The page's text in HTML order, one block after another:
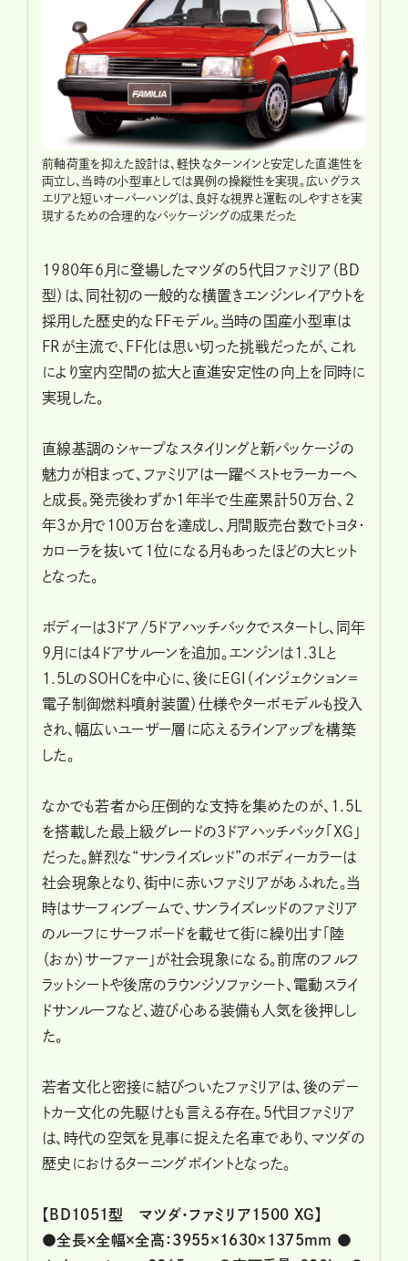
前軸荷重を抑えた設計は、軽快なターンインと安定した直進性を
両立し、当時の小型車としては異例の操縦性を実現。広いグラス
エリアと短いオーバーハングは、良好な視界と運転のしやすさを実
現するための合理的なパッケージングの成果だった
1980年6月に登場したマツダの5代目ファミリア（BD
型）は、同社初の一般的な横置きエンジンレイアウトを
採用した歴史的なFFモデル。当時の国産小型車は
FRが主流で、FF化は思い切った挑戦だったが、これ
により室内空間の拡大と直進安定性の向上を同時に
実現した。
直線基調のシャープなスタイリングと新パッケージの
魅力が相まって、ファミリアは一躍ベストセラーカーへ
と成長。発売後わずか1年半で生産累計50万台、2
年3か月で100万台を達成し、月間販売台数でトヨタ・
カローラを抜いて1位になる月もあったほどの大ヒット
となった。
ボディーは3ドア/5ドアハッチバックでスタートし、同年
9月には4ドアサルーンを追加。エンジンは1.3Lと
1.5LのSOHCを中心に、後にEGI（インジェクション=
電子制御燃料噴射装置）仕様やターボモデルも投入
され、幅広いユーザー層に応えるラインアップを構築
した。
なかでも若者から圧倒的な支持を集めたのが、1.5L
を搭載した最上級グレードの3ドアハッチバック「XG」
だった。鮮烈な“サンライズレッド”のボディーカラーは
社会現象となり、街中に赤いファミリアがあふれた。当
時はサーフィンブームで、サンライズレッドのファミリア
のルーフにサーフボードを載せて街に繰り出す「陸
（おか）サーファー」が社会現象になる。前席のフルフ
ラットシートや後席のラウンジソファシート、電動スライ
ドサンルーフなど、遊び心ある装備も人気を後押しし
た。
若者文化と密接に結びついたファミリアは、後のデー
トカー文化の先駆けとも言える存在。5代目ファミリア
は、時代の空気を見事に捉えた名車であり、マツダの
歴史におけるターニングポイントとなった。
【BD1051型 マツダ・ファミリア1500 XG】
●全長×全幅×全高：3955×1630×1375mm ●